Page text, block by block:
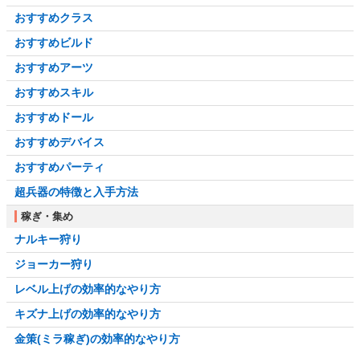
おすすめクラス
おすすめビルド
おすすめアーツ
おすすめスキル
おすすめドール
おすすめデバイス
おすすめパーティ
超兵器の特徴と入手方法
稼ぎ・集め
ナルキー狩り
ジョーカー狩り
レベル上げの効率的なやり方
キズナ上げの効率的なやり方
金策(ミラ稼ぎ)の効率的なやり方